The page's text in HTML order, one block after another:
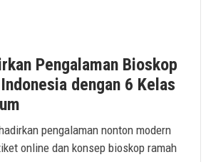
Pengalaman Bioskop
dengan 6 Kelas
pengalaman nonton modern
online dan konsep bioskop ramah